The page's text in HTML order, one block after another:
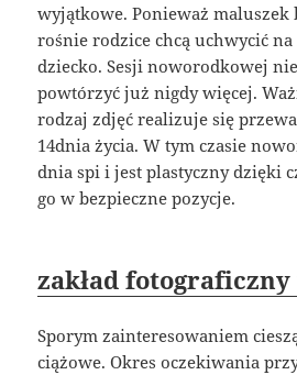
wyjątkowe. Ponieważ maluszek
rośnie rodzice chcą uchwycić
dziecko. Sesji noworodkowej
powtórzyć już nigdy więcej.
rodzaj zdjęć realizuje się
14dnia życia. W tym czasie
dnia spi i jest plastyczny dzięki
go w bezpieczne pozycje.
zakład
Sporym zainteresowaniem
ciążowe. Okres oczekiwania